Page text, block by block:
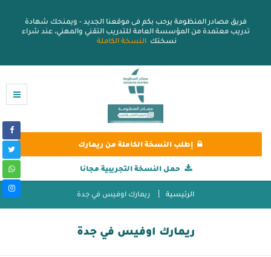
فريق مصادر المنظومة يرحب بكم فى موقعنا الجديد - ويمنحك شهادة
تدريب معتمدة من المؤسسة العامة للتدريب التقني والمهني، عند شراء
نسختكالنسخة الكاملة
إطلب النسخة الكاملة من ريمارك
حمل النسخة التجريبية مجانا
الرئيسية ريمارك اوفيس في جدة
ريمارك اوفيس في جدة